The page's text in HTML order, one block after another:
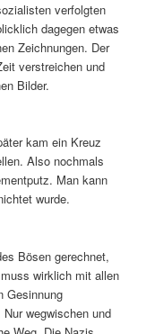
verfolgten
dagegen etwas
Zeichnungen. Der
verstreichen und
Bilder.
kam ein Kreuz
Also nochmals
Man kann
wurde.
Bösen gerechnet,
wirklich mit allen
Gesinnung
wegwischen und